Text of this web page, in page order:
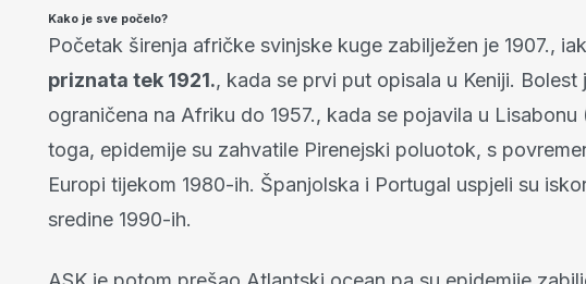
Kako je sve počelo?
Početak širenja afričke svinjske kuge zabilježen je 1907.,
priznata tek 1921., kada se prvi put opisala u Keniji. Bolest
ograničena na Afriku do 1957., kada se pojavila u
toga, epidemije su zahvatile Pirenejski poluotok, s
Europi tijekom 1980-ih. Španjolska i Portugal uspjeli su
sredine 1990-ih.